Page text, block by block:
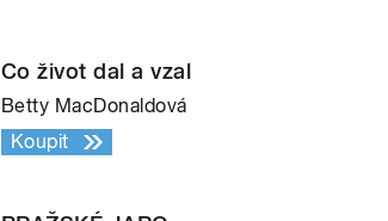
Co život dal a vzal
Betty MacDonaldová
Koupit